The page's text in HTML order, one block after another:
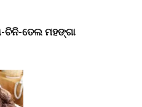
ତେଲ ମହଙ୍ଗା